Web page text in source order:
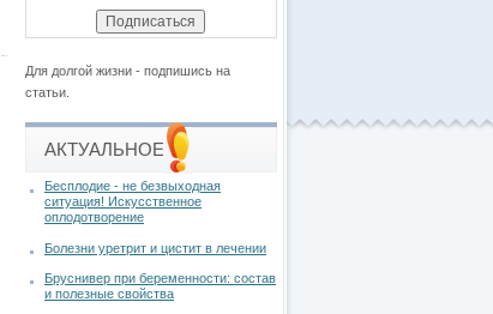
Для долгой жизни - подпишись на
статьи.
АКТУАЛЬНОЕ
Бесплодие - не безвыходная
ситуация! Искусственное
оплодотворение
Болезни уретрит и цистит в лечении
Бруснивер при беременности: состав
и полезные свойства